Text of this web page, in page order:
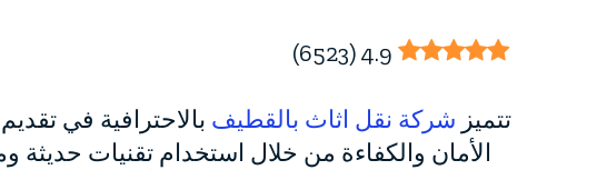
4.9
(
6523
)
تتميز شركة نقل اثاث بالقطيف بالاحترافية في
الأمان والكفاءة من خلال استخدام تقنيات حديثة